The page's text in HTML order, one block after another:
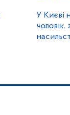
У Києві